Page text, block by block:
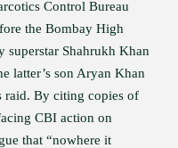
Control Bureau
the Bombay High
superstar Shahrukh Khan
latter’s son Aryan Khan
raid. By citing copies of
CBI action on
that “nowhere it